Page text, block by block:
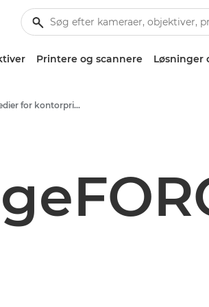
Printere og scannere Løsninger
Produktmedier for kontorprint – Canons presse-site